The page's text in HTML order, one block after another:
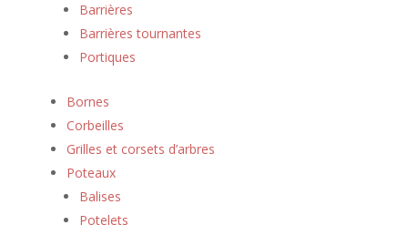
Barrières
Barrières tournantes
Portiques
Bornes
Corbeilles
Grilles et corsets d’arbres
Poteaux
Balises
Potelets